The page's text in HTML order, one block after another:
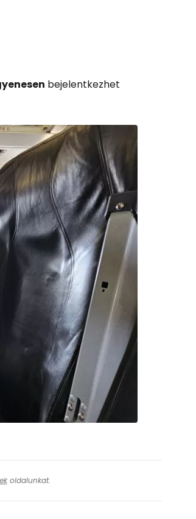
bejelentkezhet
oldalunkat.